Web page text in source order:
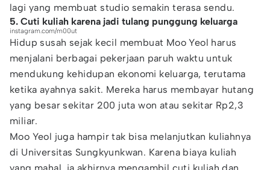
lagi yang membuat studio semakin terasa sendu.
5. Cuti kuliah karena jadi tulang punggung keluarga
instagram.com/m00ut
Hidup susah sejak kecil membuat Moo Yeol harus
menjalani berbagai pekerjaan paruh waktu untuk
mendukung kehidupan ekonomi keluarga, terutama
ketika ayahnya sakit. Mereka harus membayar hutang
yang besar sekitar 200 juta won atau sekitar Rp2,3
miliar.
Moo Yeol juga hampir tak bisa melanjutkan kuliahnya
di Universitas Sungkyunkwan. Karena biaya kuliah